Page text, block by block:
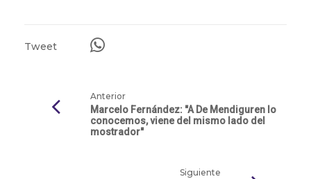
Tweet
Anterior
Marcelo Fernández: "A De Mendiguren lo
conocemos, viene del mismo lado del
mostrador"
Siguiente